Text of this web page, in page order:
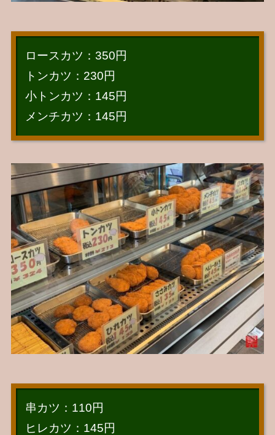
ロースカツ：350円
トンカツ：230円
小トンカツ：145円
メンチカツ：145円
串カツ：110円
ヒレカツ：145円